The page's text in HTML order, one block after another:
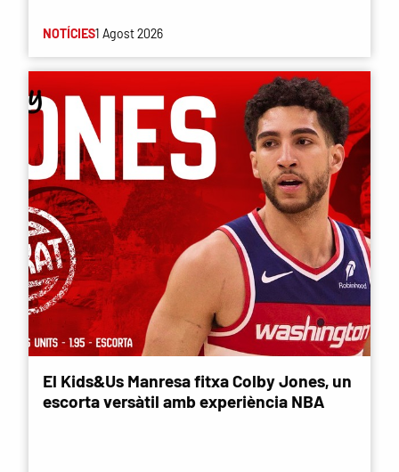
NOTÍCIES1 Agost 2026
El Kids&Us Manresa fitxa Colby Jones, un
escorta versàtil amb experiència NBA